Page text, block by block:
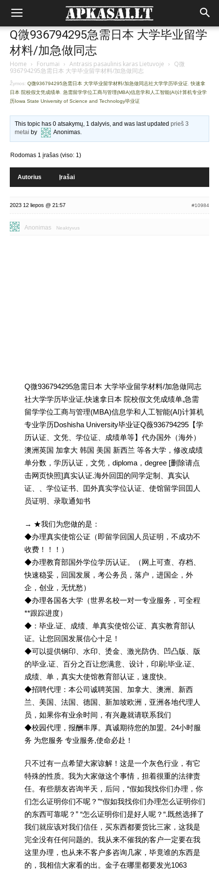
Q微936794295急需日本 大学毕业留学
材料/加急做同志
Home › Forumai › Antrasis pasaulinis karas Lietuvoje › Q微
936794295急需日本 大学毕业留学材料/加急做同志
Žymos: Q微936794295急需日本 大学毕业留学材料/加急做同志社大学学历毕业证 快速拿
日本 院校假文凭成绩单 急需留学学位工商与管理(MBA)信息学和人工智能(AI)计算机专业学
历Iowa State University of Science and Technology毕业证
This topic has 0 atsakymų, 1 dalyvis, and was last updatedprieš 3
metai by Anonimas.
Rodomas 1 įrašas (viso: 1)
Autorius Įrašai
2023 12 liepos @ 21:57 #10984
Anonimas Neaktyvus
Q微936794295急需日本 大学毕业留学材料/加急做同志
社大学学历毕业证,快速拿日本 院校假文凭成绩单,急需
留学学位工商与管理(MBA)信息学和人工智能(AI)计算机
专业学历Doshisha University毕业证Q薇936794295【学
历认证、文凭、学位证、成绩单等】代办国外（海外）
澳洲英国 加拿大 韩国 美国 新西兰 等各大学，修改成绩
单分数，学历认证，文凭，diploma，degree [删除请点
击网页快照]真实认证.海外回囯的同学定制、真实认
证、、学位证书、囯外真实学位认证、使馆留学回囯人
员证明、录取通知书
→ ★我们为您做的是：
◆办理真实使馆公证（即留学回国人员证明，不成功不
收费！！！）
◆办理教育部国外学位学历认证。（网上可查、存档、
快速稳妥，回国发展，考公务员，落户，进国企，外
企，创业，无忧愁）
◆办理各国各大学（世界名校一对一专业服务，可全程
**跟踪进度）
◆：毕业.证、成绩、单真实使馆公证、真实教育部认
证。让您回国发展信心十足！
◆可以提供钢印、水印、烫金、激光防伪、凹凸版、版
的毕业.证、百分之百让您满意、设计，印刷;毕业.证、
成绩、单，真实大使馆教育部认证，速度快。
◆招聘代理：本公司诚聘英国、加拿大、澳洲、新西
兰、美国、法国、德国、新加坡欧洲，亚洲各地代理人
员，如果你有业余时间，有兴趣就请联系我们
◆校园代理，报酬丰厚。真诚期待您的加盟。24小时服
务 为您服务 专业服务,使命必赴！
只不过有一点希望大家谅解！这是一个灰色行业，有它
特殊的性质。我为大家做这个事情，担着很重的法律责
任。有些朋友咨询半天，后问，“假如我找你们办理，你
们怎么证明你们不呢？”“假如我找你们办理怎么证明你们
的东西可靠呢？” “怎么证明你们是好人呢？“.既然选择了
我们就应该对我们信任，买东西都要货比三家，这我是
完全没有任何问题的。我从来不催我的客户一定要在我
这里办理，也从来不客户多咨询几家，毕竟谁的东西是
的，我相信大家看的出。金子在哪里都要发光1063